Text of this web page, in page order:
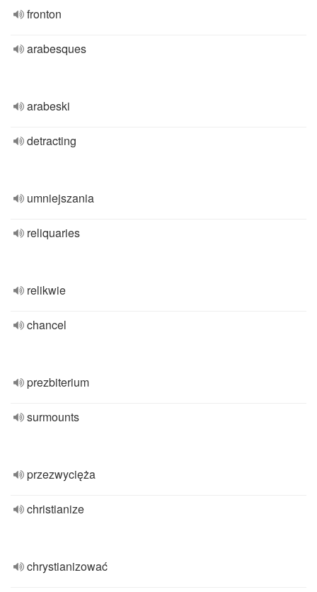
fronton
arabesques
arabeski
detracting
umniejszania
reliquaries
relikwie
chancel
prezbiterium
surmounts
przezwycięża
christianize
chrystianizować